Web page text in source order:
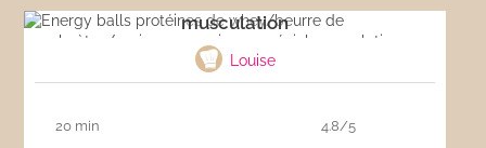
musculation
Louise
20 min 4.8/5